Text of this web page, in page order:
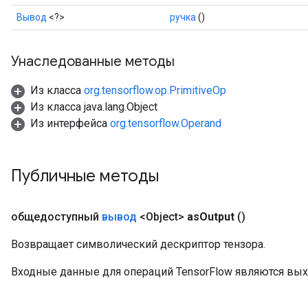
Вывод <?> ручка ()
Унаследованные методы
Из класса org.tensorflow.op.PrimitiveOp
Из класса java.lang.Object
Из интерфейса org.tensorflow.Operand
Публичные методы
общедоступный вывод <Object> asOutput ()
Возвращает символический дескриптор тензора.
Входные данные для операций TensorFlow являются